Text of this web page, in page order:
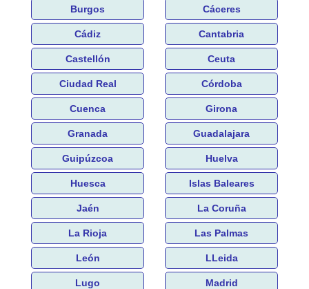
Burgos Cáceres
Cádiz Cantabria
Castellón Ceuta
Ciudad Real Córdoba
Cuenca Girona
Granada Guadalajara
Guipúzcoa Huelva
Huesca Islas Baleares
Jaén La Coruña
La Rioja Las Palmas
León LLeida
Lugo Madrid